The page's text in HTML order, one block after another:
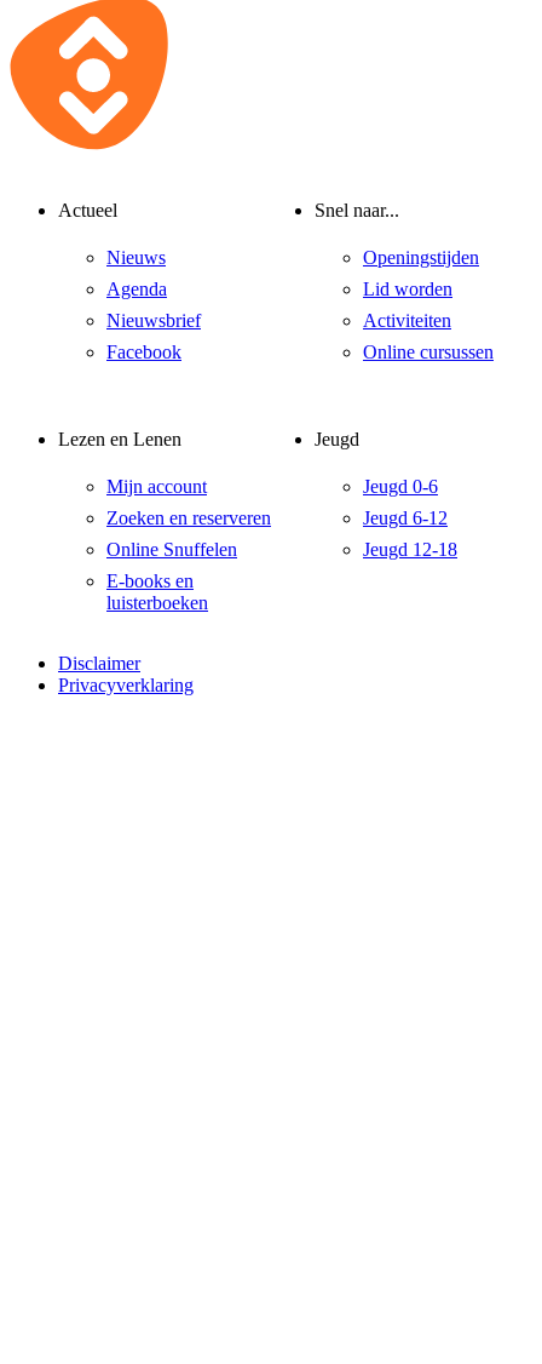
Actueel
Nieuws
Agenda
Nieuwsbrief
Facebook
Snel naar...
Openingstijden
Lid worden
Activiteiten
Online cursussen
Lezen en Lenen
Mijn account
Zoeken en reserveren
Online Snuffelen
E-books en
luisterboeken
Jeugd
Jeugd 0-6
Jeugd 6-12
Jeugd 12-18
Disclaimer
Privacyverklaring